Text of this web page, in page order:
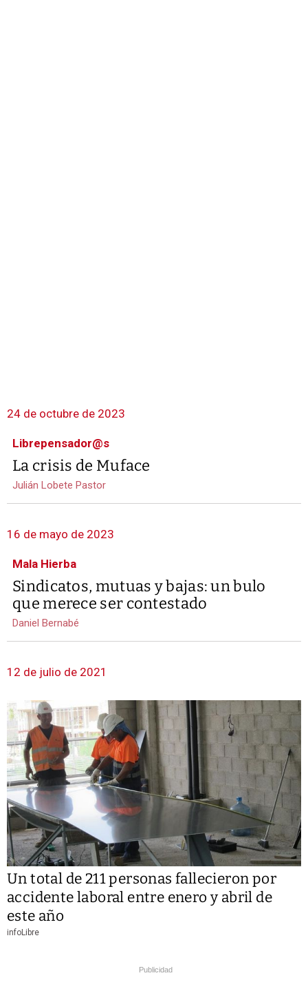
24 de octubre de 2023
Librepensador@s
La crisis de Muface
Julián Lobete Pastor
16 de mayo de 2023
Mala Hierba
Sindicatos, mutuas y bajas: un bulo
que merece ser contestado
Daniel Bernabé
12 de julio de 2021
Un total de 211 personas fallecieron por
accidente laboral entre enero y abril de
este año
infoLibre
Publicidad